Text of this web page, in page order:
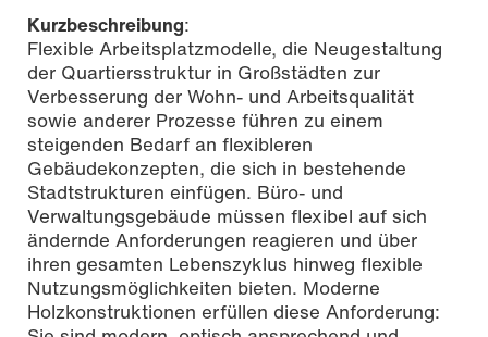
Kurzbeschreibung:
Flexible Arbeitsplatzmodelle, die Neugestaltung
der Quartiersstruktur in Großstädten zur
Verbesserung der Wohn- und Arbeitsqualität
sowie anderer Prozesse führen zu einem
steigenden Bedarf an flexibleren
Gebäudekonzepten, die sich in bestehende
Stadtstrukturen einfügen. Büro- und
Verwaltungsgebäude müssen flexibel auf sich
ändernde Anforderungen reagieren und über
ihren gesamten Lebenszyklus hinweg flexible
Nutzungsmöglichkeiten bieten. Moderne
Holzkonstruktionen erfüllen diese Anforderung: